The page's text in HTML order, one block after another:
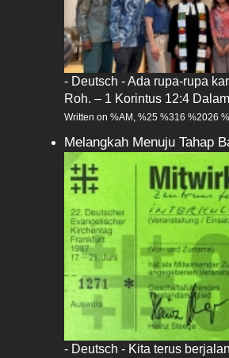
- Deutsch - Ada rupa-rupa
Roh. – 1 Korintus 12:4
Written on %AM, %25 %316 %2026
Melangkah Menuju Tahap
- Deutsch - Kita terus